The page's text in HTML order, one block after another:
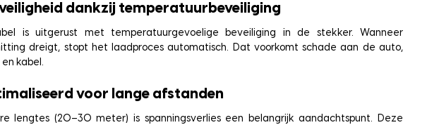
dankzij temperatuurbeveiliging
is uitgerust met temperatuurgevoelige beveiliging in de stekker. Wanneer
dreigt, stopt het laadproces automatisch. Dat voorkomt schade aan de auto,
kabel.
voor lange afstanden
lengtes (20–30 meter) is spanningsverlies een belangrijk aandachtspunt. Deze